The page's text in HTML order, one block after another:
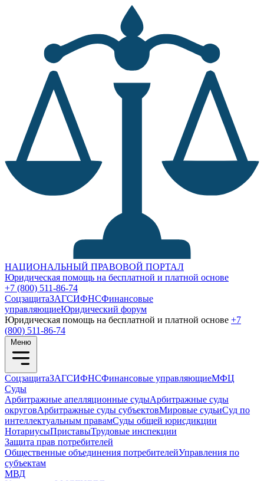
НАЦИОНАЛЬНЫЙ ПРАВОВОЙ ПОРТАЛ
Юридическая помощь на бесплатной и платной основе
+7 (800) 511-86-74
СоцзащитаЗАГСИФНСФинансовые
управляющиеЮридический форум
Юридическая помощь на бесплатной и платной основе +7
(800) 511-86-74
Меню
СоцзащитаЗАГСИФНСФинансовые управляющиеМФЦ
Суды
Арбитражные апелляционные судыАрбитражные суды
округовАрбитражные суды субъектовМировые судьиСуд по
интеллектуальным правамСуды общей юрисдикции
НотариусыПриставыТрудовые инспекции
Защита прав потребителей
Общественные объединения потребителейУправления по
субъектам
МВД